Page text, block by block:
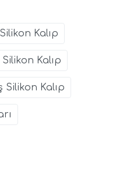
Kalıp
Silikon Kalıp
Silikon Kalıp